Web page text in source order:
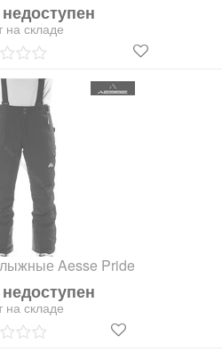
на складе
Aesse Pride
на складе